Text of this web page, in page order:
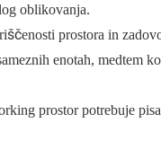
oblikovanja.
prostora in
enotah, medtem